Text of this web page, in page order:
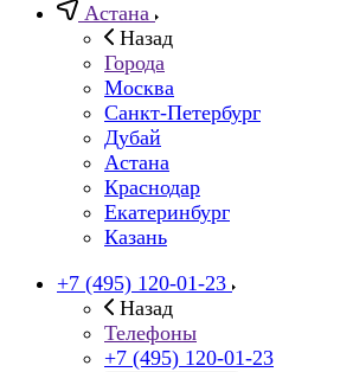
Астана
Назад
Города
Москва
Санкт-Петербург
Дубай
Астана
Краснодар
Екатеринбург
Казань
+7 (495) 120-01-23
Назад
Телефоны
+7 (495) 120-01-23